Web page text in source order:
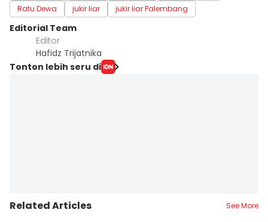
Ratu Dewa
jukir liar jukir liar Palembang
Editorial Team
Editor
Hafidz Trijatnika
Tonton lebih seru di
Related Articles See More